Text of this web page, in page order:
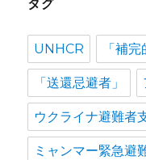
タグ
UNHCR 「補
「送還忌避者」
ウクライナ避難者
ミャンマー緊急避